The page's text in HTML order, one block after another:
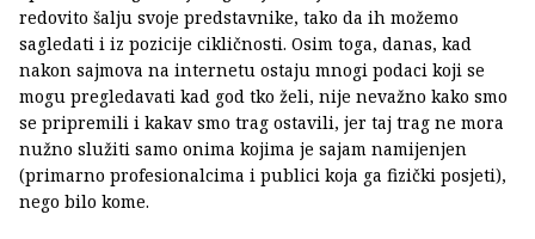
redovito šalju svoje predstavnike, tako da ih možemo
sagledati i iz pozicije cikličnosti. Osim toga, danas, kad
nakon sajmova na internetu ostaju mnogi podaci koji se
mogu pregledavati kad god tko želi, nije nevažno kako smo
se pripremili i kakav smo trag ostavili, jer taj trag ne mora
nužno služiti samo onima kojima je sajam namijenjen
(primarno profesionalcima i publici koja ga fizički posjeti),
nego bilo kome.